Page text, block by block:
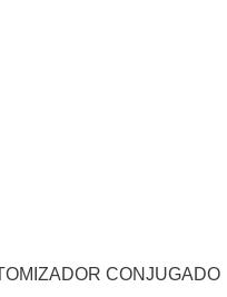
CONJUGADO